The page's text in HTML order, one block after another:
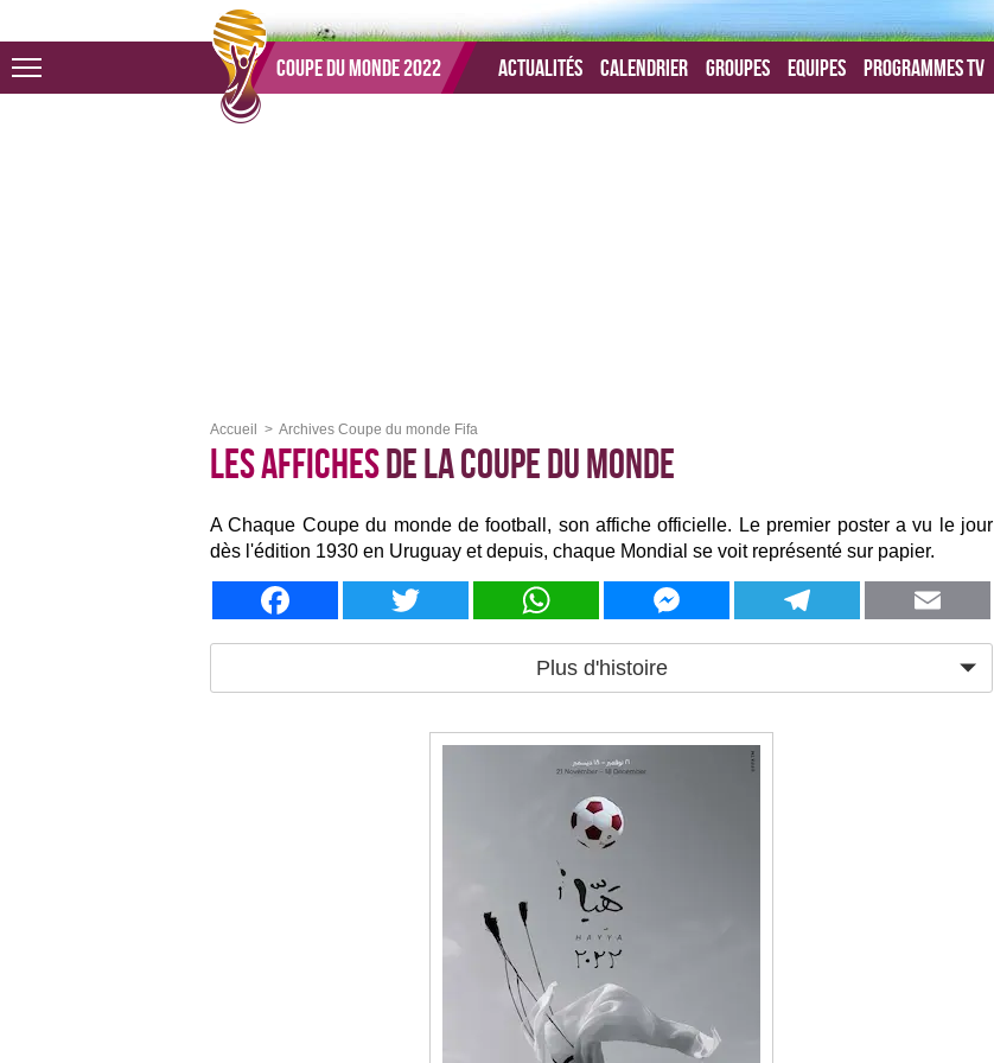
Aller au menu
Coupe du monde 2022 Actualités Calendrier Groupes Equipes Programmes TV
Accueil Archives Coupe du monde Fifa
Les affichesde la Coupe du monde
A Chaque Coupe du monde de football, son affiche officielle. Le premier poster a vu le jour
dès l'édition 1930 en Uruguay et depuis, chaque Mondial se voit représenté sur papier.
Plus d'histoire